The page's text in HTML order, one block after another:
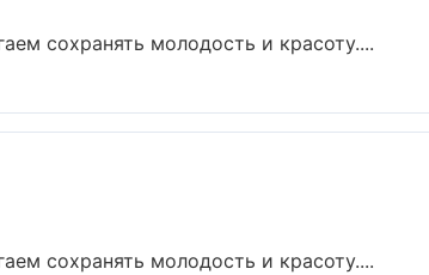
сохранять молодость и красоту....
сохранять молодость и красоту....